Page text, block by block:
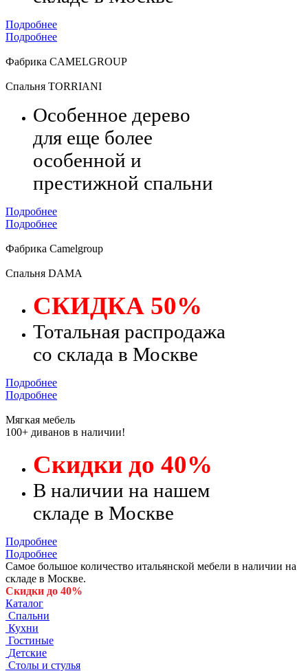
Подробнее
Подробнее
Фабрика CAMELGROUP
Спальня TORRIANI
Особенное дерево
для еще более
особенной и
престижной спальни
Подробнее
Подробнее
Фабрика Camelgroup
Спальня DAMA
СКИДКА 50%
Тотальная распродажа
со склада в Москве
Подробнее
Подробнее
Мягкая мебель
100+ диванов в наличии!
Скидки до 40%
В наличии на нашем
складе в Москве
Подробнее
Подробнее
Самое большое количество итальянской мебели в наличии на
складе в Москве.
Скидки до 40%
Каталог
Спальни
Кухни
Гостиные
Детские
Столы и стулья